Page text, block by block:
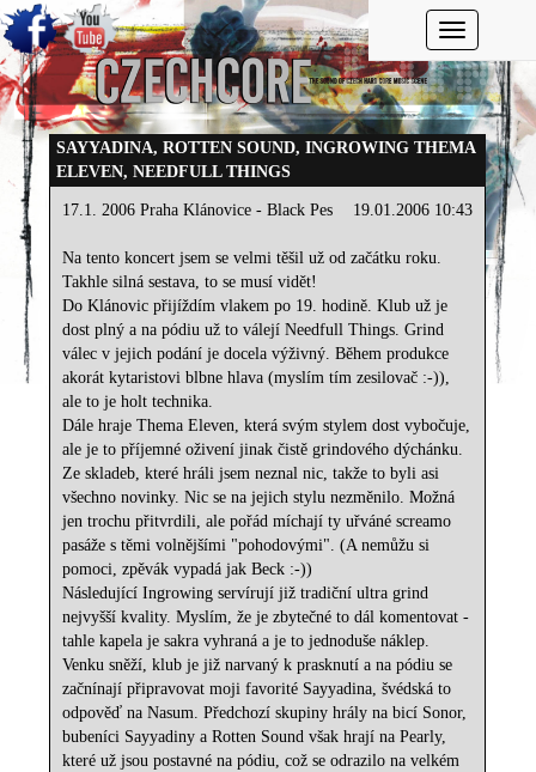
Toggle
SAYYADINA, ROTTEN SOUND, INGROWING THEMA
ELEVEN, NEEDFULL THINGS
19.01.2006 10:43
17.1. 2006 Praha Klánovice - Black Pes
Na tento koncert jsem se velmi těšil už od začátku roku.
Takhle silná sestava, to se musí vidět!
Do Klánovic přijíždím vlakem po 19. hodině. Klub už je
dost plný a na pódiu už to válejí Needfull Things. Grind
válec v jejich podání je docela výživný. Během produkce
akorát kytaristovi blbne hlava (myslím tím zesilovač :-)),
ale to je holt technika.
Dále hraje Thema Eleven, která svým stylem dost vybočuje,
ale je to příjemné oživení jinak čistě grindového dýchánku.
Ze skladeb, které hráli jsem neznal nic, takže to byli asi
všechno novinky. Nic se na jejich stylu nezměnilo. Možná
jen trochu přitvrdili, ale pořád míchají ty uřváné screamo
pasáže s těmi volnějšími "pohodovými". (A nemůžu si
pomoci, zpěvák vypadá jak Beck :-))
Následující Ingrowing servírují již tradiční ultra grind
nejvyšší kvality. Myslím, že je zbytečné to dál komentovat -
tahle kapela je sakra vyhraná a je to jednoduše náklep.
Venku sněží, klub je již narvaný k prasknutí a na pódiu se
začnínají připravovat moji favorité Sayyadina, švédská to
odpověď na Nasum. Předchozí skupiny hrály na bicí Sonor,
bubeníci Sayyadiny a Rotten Sound však hrají na Pearly,
které už jsou postavné na pódiu, což se odrazilo na velkém